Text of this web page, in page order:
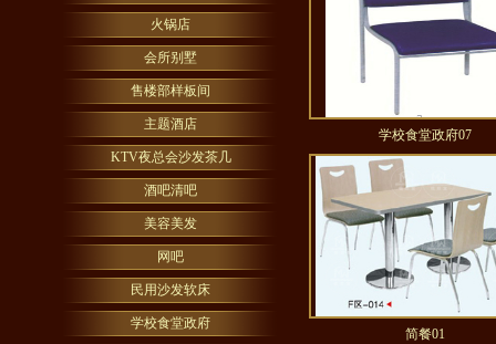
火锅店
会所别墅
售楼部样板间
主题酒店
KTV夜总会沙发茶几
酒吧清吧
美容美发
网吧
民用沙发软床
学校食堂政府
学校食堂政府07
简餐01